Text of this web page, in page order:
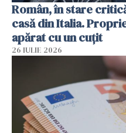
Român, în stare
casă din Italia.
apărat cu un cuțit
26 IULIE 2026